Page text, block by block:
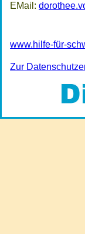
E­Mail:
www.hilfe-für-
Zur